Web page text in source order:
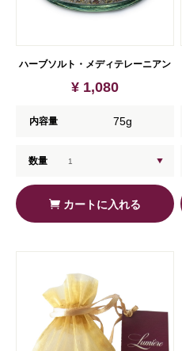
ハーブソルト・メディテレーニアン
¥ 1,080
内容量 75g
数量
カートに入れる